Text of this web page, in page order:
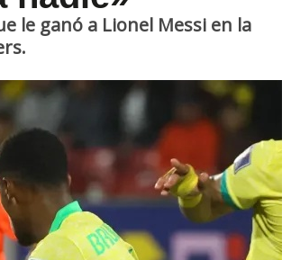
le ganó a Lionel Messi en la